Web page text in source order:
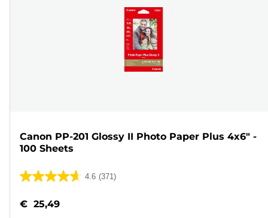
Canon PP-201 Glossy II Photo Paper Plus 4x6" -
100 Sheets
4.6 (371)
4.6
de
€ 25,49